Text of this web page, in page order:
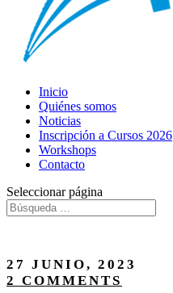
Inicio
Quiénes somos
Noticias
Inscripción a Cursos 2026
Workshops
Contacto
Seleccionar página
27 JUNIO, 2023
2 COMMENTS